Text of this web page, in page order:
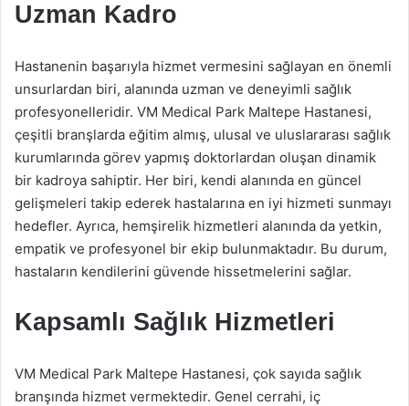
Uzman Kadro
Hastanenin başarıyla hizmet vermesini sağlayan en önemli
unsurlardan biri, alanında uzman ve deneyimli sağlık
profesyonelleridir. VM Medical Park Maltepe Hastanesi,
çeşitli branşlarda eğitim almış, ulusal ve uluslararası sağlık
kurumlarında görev yapmış doktorlardan oluşan dinamik
bir kadroya sahiptir. Her biri, kendi alanında en güncel
gelişmeleri takip ederek hastalarına en iyi hizmeti sunmayı
hedefler. Ayrıca, hemşirelik hizmetleri alanında da yetkin,
empatik ve profesyonel bir ekip bulunmaktadır. Bu durum,
hastaların kendilerini güvende hissetmelerini sağlar.
Kapsamlı Sağlık Hizmetleri
VM Medical Park Maltepe Hastanesi, çok sayıda sağlık
branşında hizmet vermektedir. Genel cerrahi, iç